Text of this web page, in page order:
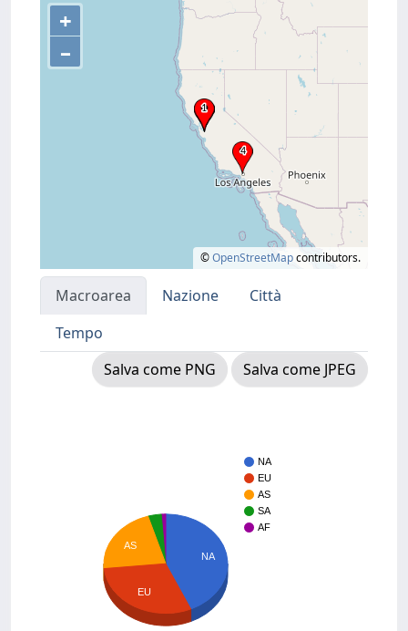
+
–
©OpenStreetMapcontributors.
Macroarea Nazione
Città
Tempo
Salva come PNG
Salva come JPEG
NA
EU
AS
SA
AF
NA
AS
EU